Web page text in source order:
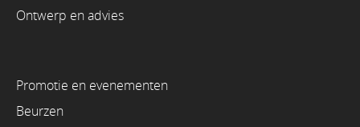
Ontwerp en advies
Promotie en evenementen
Beurzen